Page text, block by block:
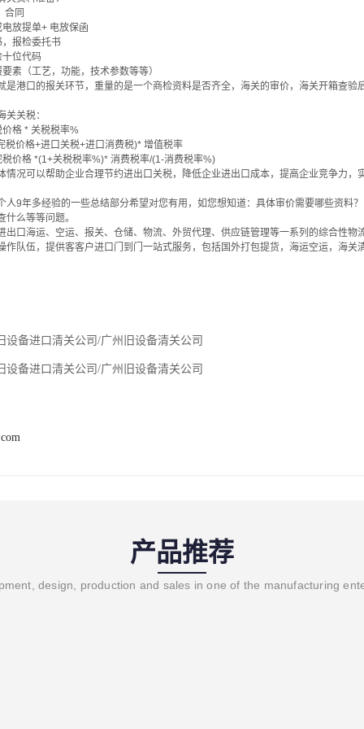
合同
放提单+ 电放保函
报检委托书
位代码
素（工艺，功能，技术参数等等）
是港口的报关环节，重量的是一个商检资料是否齐全，海关的审价，海关开箱查验
关关税：
格 * 关税税率%
税价格+进口关税+进口消费税)* 增值税率
价格 *(1+关税税率%)* 消费税率/(1-消费税率%)
情况可以帮助企业合理节约进出口关税，降低企业进出口成本，提高企业竞争力，
人9年多经验的一些总结部分希望对您有用，如您想知道：具体审价需要哪些资料
什么等等问题。
出口海运、空运、报关、仓储、物流、外贸代理、供应链管理等一系列的综合性
作队伍，提供客客户进口门到门一站式服务，包括国外打包提货，海运空运，海
设备进口清关公司/广州旧设备清关公司
设备进口清关公司/广州旧设备清关公司
产品推荐
design, production and sales in one of the manufacturing